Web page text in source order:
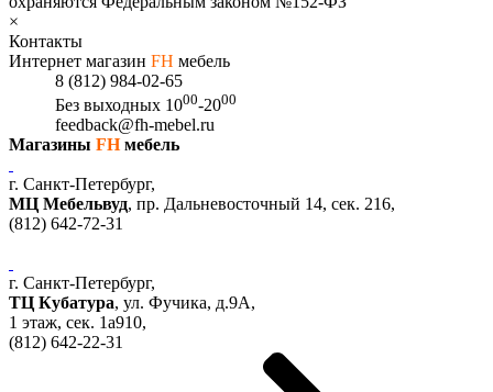
×
Контакты
Интернет магазин FH мебель
8 (812) 984-02-65
Без выходных 1000-2000
feedback@fh-mebel.ru
Магазины FHмебель
г. Санкт-Петербург,
МЦ Мебельвуд, пр. Дальневосточный 14, сек. 216,
(812) 642-72-31
г. Санкт-Петербург,
ТЦ Кубатура, ул. Фучика, д.9А,
1 этаж, сек. 1a910,
(812) 642-22-31